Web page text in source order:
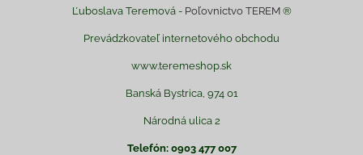
Ľuboslava Teremová - Poľovnictvo TEREM®
Prevádzkovateľ internetového obchodu
www.teremeshop.sk
Banská Bystrica, 974 01
Národná ulica 2
Telefón: 0903 477 007